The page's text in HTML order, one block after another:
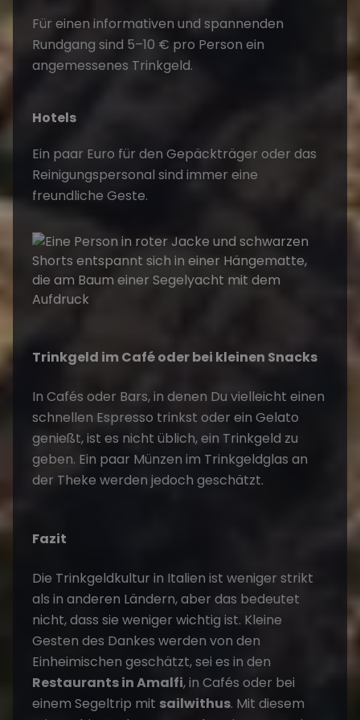
Für einen informativen und spannenden
Rundgang sind 5–10 € pro Person ein
angemessenes Trinkgeld.
Hotels
Ein paar Euro für den Gepäckträger oder das
Reinigungspersonal sind immer eine
freundliche Geste.
Trinkgeld im Café oder bei kleinen Snacks
In Cafés oder Bars, in denen Du vielleicht einen
schnellen Espresso trinkst oder ein Gelato
genießt, ist es nicht üblich, ein Trinkgeld zu
geben. Ein paar Münzen im Trinkgeldglas an
der Theke werden jedoch geschätzt.
Fazit
Die Trinkgeldkultur in Italien ist weniger strikt
als in anderen Ländern, aber das bedeutet
nicht, dass sie weniger wichtig ist. Kleine
Gesten des Dankes werden von den
Einheimischen geschätzt, sei es in den
Restaurants in Amalfi, in Cafés oder bei
einem Segeltrip mit sailwithus. Mit diesem